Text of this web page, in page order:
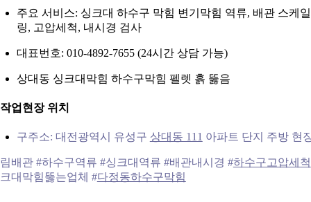
주요 서비스: 싱크대 하수구 막힘 변기막힘 역류, 배관 스케일
링, 고압세척, 내시경 검사
대표번호: 010-4892-7655 (24시간 상담 가능)
상대동 싱크대막힘 하수구막힘 펠렛 흙 뚫음
업현장 위치
구주소: 대전광역시 유성구 상대동 111 아파트 단지 주방 현
배관 #하수구역류 #싱크대역류 #배관내시경 #하수구고압세척
대막힘뚫는업체 #다정동하수구막힘